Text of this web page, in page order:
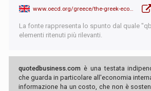
La fonte rappresenta lo spunto dal quale
elementi ritenuti più rilevanti.
quotedbusiness.com è una testata
che guarda in particolare all'economia
informazione ha un costo, che non è